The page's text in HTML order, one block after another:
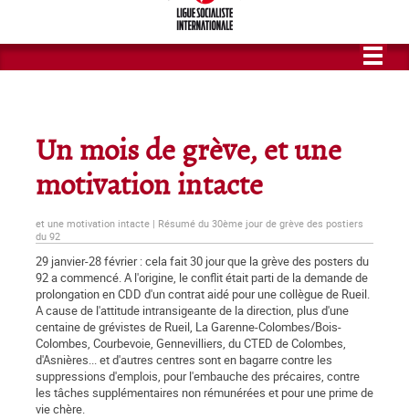
Un mois de grève, et une
motivation intacte
et une motivation intacte | Résumé du 30ème jour de grève des postiers
du 92
29 janvier-28 février : cela fait 30 jour que la grève des posters du
92 a commencé. A l'origine, le conflit était parti de la demande de
prolongation en CDD d'un contrat aidé pour une collègue de Rueil.
A cause de l'attitude intransigeante de la direction, plus d'une
centaine de grévistes de Rueil, La Garenne-Colombes/Bois-
Colombes, Courbevoie, Gennevilliers, du CTED de Colombes,
d'Asnières... et d'autres centres sont en bagarre contre les
suppressions d'emplois, pour l'embauche des précaires, contre
les tâches supplémentaires non rémunérées et pour une prime de
vie chère.